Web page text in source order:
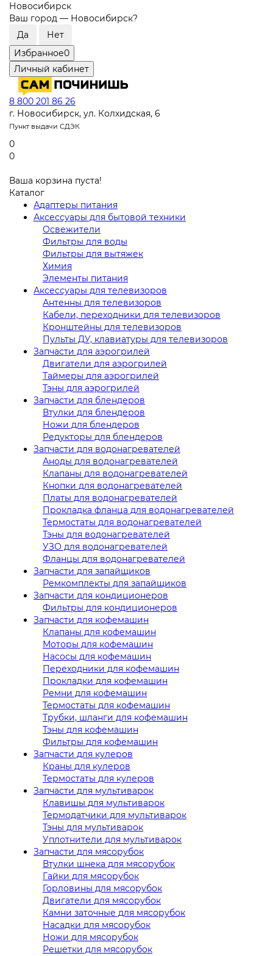
Новосибирск
Ваш город — Новосибирск?
Избранное0
Личный кабинет
8 800 201 86 26
г. Новосибирск, ул. Колхидская, 6
Пункт выдачи СДЭК
0
0
Ваша корзина пуста!
Каталог
Адаптеры питания
Аксессуары для бытовой техники
Освежители
Фильтры для воды
Фильтры для вытяжек
Химия
Элементы питания
Аксессуары для телевизоров
Антенны для телевизоров
Кабели, переходники для телевизоров
Кронштейны для телевизоров
Пульты ДУ, клавиатуры для телевизоров
Запчасти для аэрогрилей
Двигатели для аэрогрилей
Таймеры для аэрогрилей
Тэны для аэрогрилей
Запчасти для блендеров
Втулки для блендеров
Ножи для блендеров
Редукторы для блендеров
Запчасти для водонагревателей
Аноды для водонагревателей
Клапаны для водонагревателей
Кнопки для водонагревателей
Платы для водонагревателей
Прокладка фланца для водонагревателей
Термостаты для водонагревателей
Тэны для водонагревателей
УЗО для водонагревателей
Фланцы для водонагревателей
Запчасти для запайщиков
Ремкомплекты для запайщиков
Запчасти для кондиционеров
Фильтры для кондиционеров
Запчасти для кофемашин
Клапаны для кофемашин
Моторы для кофемашин
Насосы для кофемашин
Переходники для кофемашин
Прокладки для кофемашин
Ремни для кофемашин
Термостаты для кофемашин
Трубки, шланги для кофемашин
Тэны для кофемашин
Фильтры для кофемашин
Запчасти для кулеров
Краны для кулеров
Термостаты для кулеров
Запчасти для мультиварок
Клавишы для мультиварок
Термодатчики для мультиварок
Тэны для мультиварок
Уплотнители для мультиварок
Запчасти для мясорубок
Втулки шнека для мясорубок
Гайки для мясорубок
Горловины для мясорубок
Двигатели для мясорубок
Камни заточные для мясорубок
Насадки для мясорубок
Ножи для мясорубок
Решетки для мясорубок